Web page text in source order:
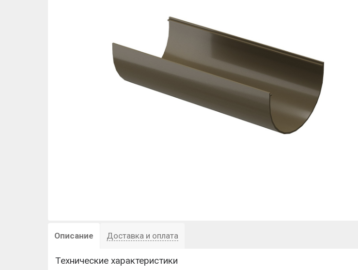
Описание Доставка и оплата
Технические характеристики